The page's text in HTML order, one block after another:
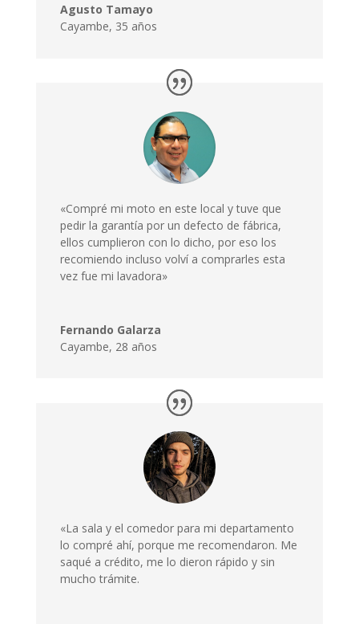
Agusto Tamayo
Cayambe, 35 años
«Compré mi moto en este local y tuve que
pedir la garantía por un defecto de fábrica,
ellos cumplieron con lo dicho, por eso los
recomiendo incluso volví a comprarles esta
vez fue mi lavadora»
Fernando Galarza
Cayambe, 28 años
«La sala y el comedor para mi departamento
lo compré ahí, porque me recomendaron. Me
saqué a crédito, me lo dieron rápido y sin
mucho trámite.